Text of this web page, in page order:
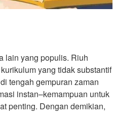
lain yang populis. Riuh
yang tidak substantif
tengah gempuran zaman
instan–kemampuan untuk
penting. Dengan demikian,